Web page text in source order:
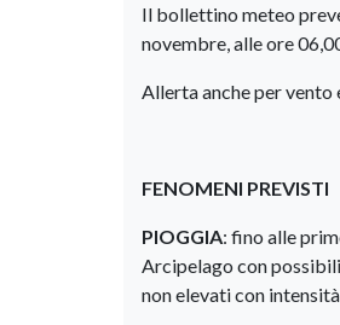
Il bollettino meteo
novembre, alle ore
Allerta anche per vento
FENOMENI PREVISTI
PIOGGIA: fino alle
Arcipelago con
non elevati con